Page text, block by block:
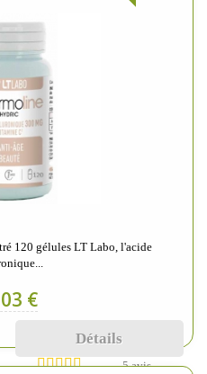
120 gélules LT Labo, l'acide
€
Détails
5 avis